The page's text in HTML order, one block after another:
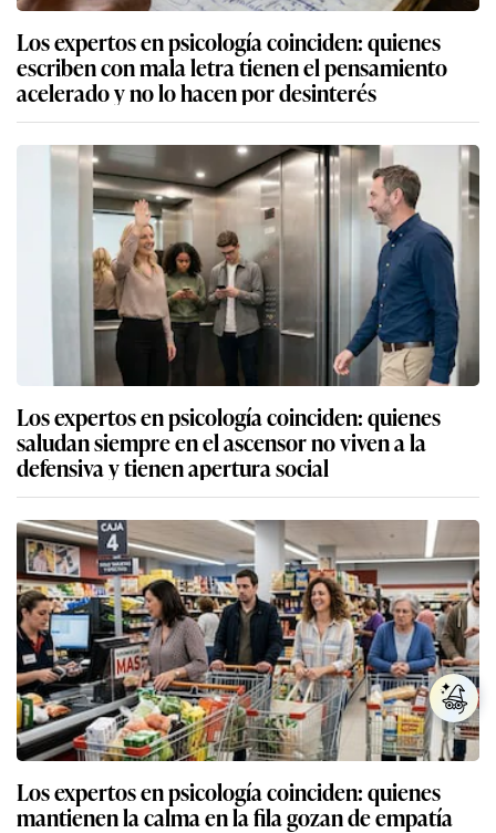
Los expertos en psicología coinciden: quienes
escriben con mala letra tienen el pensamiento
acelerado y no lo hacen por desinterés
Los expertos en psicología coinciden: quienes
saludan siempre en el ascensor no viven a la
defensiva y tienen apertura social
Los expertos en psicología coinciden: quienes
mantienen la calma en la fila gozan de empatía